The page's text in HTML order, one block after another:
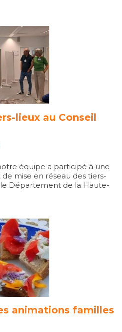
lieux au Conseil
équipe a participé à une
mise en réseau des tiers-
Département de la Haute-
animations familles